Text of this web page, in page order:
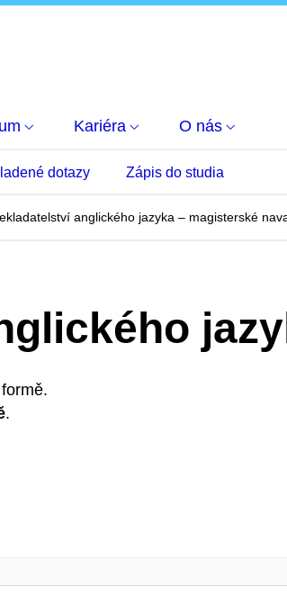
Kariéra O nás
dotazy Zápis do studia
anglického jazyka – magisterské
formě.
.